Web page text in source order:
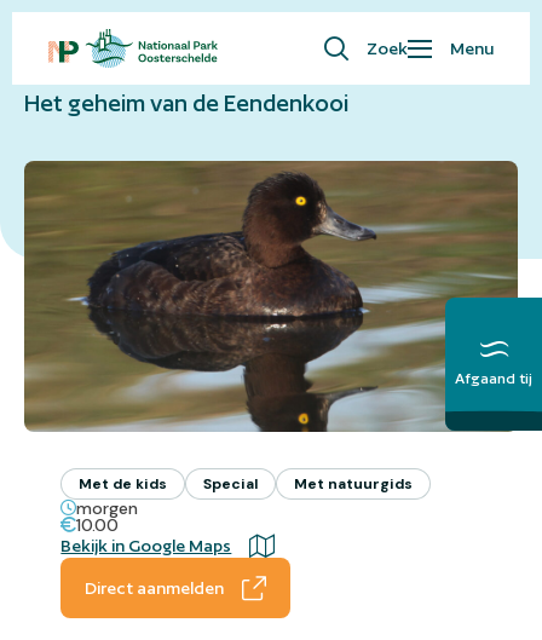
Zoek Menu
Bezoekersinfo
Eropuit
Kaart
Natuur
Over ons
English
Meer over het
Getij
Waar ben je naar op zoek?
Naar overzicht
Het geheim van de Eendenkooi
Met de kids Special Met natuurgids
morgen
10.00
Bekijk in Google Maps
Direct aanmelden
Afgaand tij